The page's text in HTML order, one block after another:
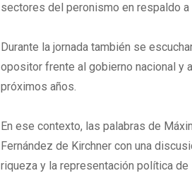
sectores del peronismo en respaldo a
Durante la jornada también se
opositor frente al gobierno nacional y
próximos años.
En ese contexto, las palabras de
Fernández de Kirchner con una
riqueza y la representación política